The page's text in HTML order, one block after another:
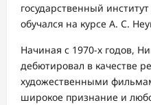
государственный
обучался на курсе А. С.
Начиная с 1970-х годов,
дебютировал в качестве
художественными
широкое признание и